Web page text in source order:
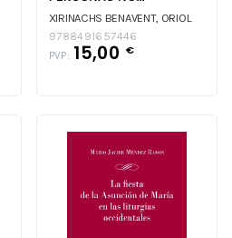
ESPIRITUALES
XIRINACHS BENAVENT, ORIOL
9788491657446
PVP: 15,00 €